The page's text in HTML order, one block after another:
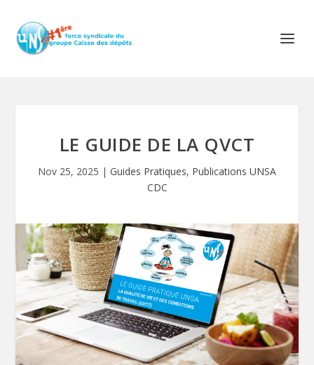
LE GUIDE DE LA QVCT
Nov 25, 2025 | Guides Pratiques, Publications UNSA
CDC